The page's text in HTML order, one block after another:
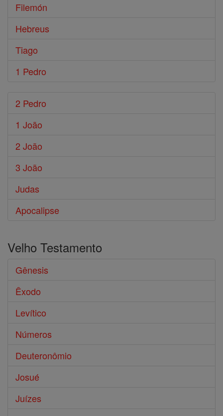
Filemón
Hebreus
Tiago
1 Pedro
2 Pedro
1 João
2 João
3 João
Judas
Apocalipse
Velho Testamento
Gênesis
Êxodo
Levítico
Números
Deuteronômio
Josué
Juízes